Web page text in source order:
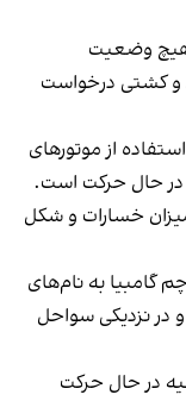
هیچ وضعیت
ندارد و کشتی درخواست
از موتورهای
در حال حرکت است.
خسارات و شکل
گامبیا به نام‌های
در نزدیکی سواحل
در حال حرکت